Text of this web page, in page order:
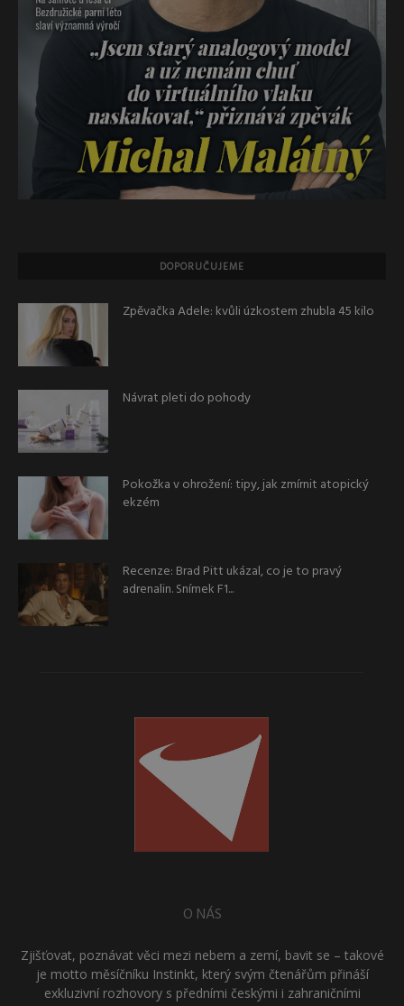
DOPORUČUJEME
Zpěvačka Adele: kvůli úzkostem zhubla 45 kilo
Návrat pleti do pohody
Pokožka v ohrožení: tipy, jak zmírnit atopický
ekzém
Recenze: Brad Pitt ukázal, co je to pravý
adrenalin. Snímek F1...
O NÁS
Zjišťovat, poznávat věci mezi nebem a zemí, bavit se – takové
je motto měsíčníku Instinkt, který svým čtenářům přináší
exkluzivní rozhovory s předními českými i zahraničními